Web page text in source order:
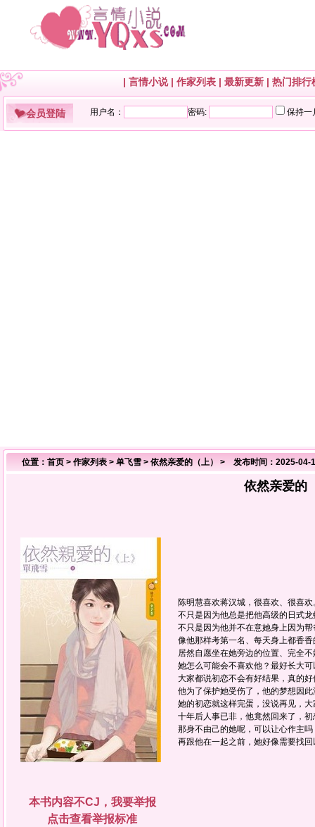
| 言情小说| 作家列表 | 最新更新 | 热门排行
会员登陆
位置： 首页 > 作家列表 > 单飞雪 > 依然亲爱的（上） > 发布时间：2025-04-
依然亲爱
陈明慧喜欢蒋汉城，很喜欢、很喜欢
不只是因为他总是把他高级的日式
不只是因为他并不在意她身上因为
像他那样考第一名、每天身上都香
居然自愿坐在她旁边的位置、完全
她怎么可能会不喜欢他？最好长大
大家都说初恋不会有好结果，真的
他为了保护她受伤了，他的梦想因此
她的初恋就这样完蛋，没说再见，大
十年后人事已非，他竟然回来了，
那身不由己的她呢，可以让心作主吗
再跟他在一起之前，她好像需要找
本书内容不CJ，我要举报
点击查看举报标准